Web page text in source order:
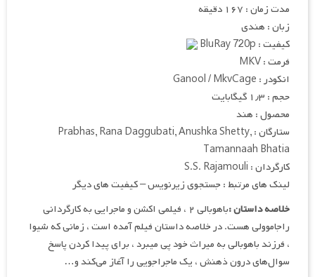
مدت زمان : ۱۶۷ دقیقه
زبان : هندی
کیفیت : BluRay 720p
فرمت : MKV
انکودر : Ganool / MkvCage
حجم : ۱٫۳ گیگابایت
محصول : هند
ستارگان : Prabhas, Rana Daggubati, Anushka Shetty,
Tamannaah Bhatia
کارگردان : S.S. Rajamouli
لینک های مرتبط : جستجوی زیرنویس – کیفیت های دیگر
خلاصه داستان :
باهوبالی ۲ ، فیلمی اکشن و ماجرایی به کارگردانی
راجاموولی هست. در خلاصه داستان فیلم آمده است ، زمانی که شیوا
، فرزند باهوبالی به میراث خود پی میبرد ، برای پیدا کردن پاسخ
سوال‌های درون ذهنش ، یک ماجراجویی را آغاز می‌کند و…